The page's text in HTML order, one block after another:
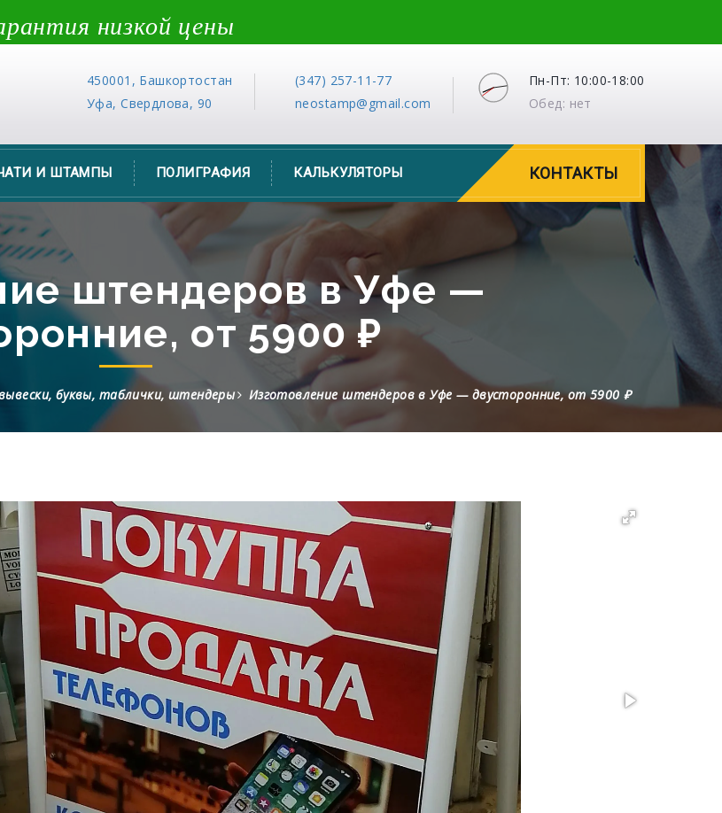
низкой цены
450001, Башкортостан
Уфа, Свердлова, 90
(347) 257-11-77
neostamp@gmail.com
Пн-Пт: 10:00-18:00
Обед: нет
И ШТАМПЫ ПОЛИГРАФИЯ КАЛЬКУЛЯТОРЫ КОНТАКТЫ
штендеров в Уфе —
от 5900 ₽
буквы, таблички, штендеры Изготовление штендеров в Уфе — двусторонние, от 5900 ₽